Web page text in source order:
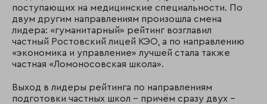
поступающих на медицинские специальности. По
двум другим направлениям произошла смена
лидера: «гуманитарный» рейтинг возглавил
частный Ростовский лицей КЭО, а по направлению
«экономика и управление» лучшей стала также
частная «Ломоносовская школа».
Выход в лидеры рейтинга по направлениям
подготовки частных школ – причём сразу двух –